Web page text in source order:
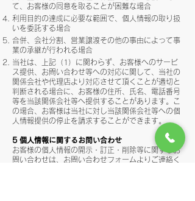
て、お客様の同意を取ることが困難な場合
利用目的の達成に必要な範囲で、個人情報の取り扱
いを委託する場合
合併、会社分割、営業譲渡その他の事由によって事
業の承継が行われる場合
当社は、上記（1）に関わらず、お客様へのサービ
ス提供、お問い合わせ等への対応に関して、当社の
関係会社や代理店より対応させて頂くことが適切と
判断される場合に、お客様の住所、氏名、電話番号
等を当該関係会社等へ提供することがあります。こ
の場合、お客様は当社に対し当該関係会社等への個
人情報提供の停止を請求することができます。
5 個人情報に関するお問い合わせ
お客様の個人情報の開示・訂正・削除等に関するお
問い合わせは、お問い合わせフォームよりご連絡く